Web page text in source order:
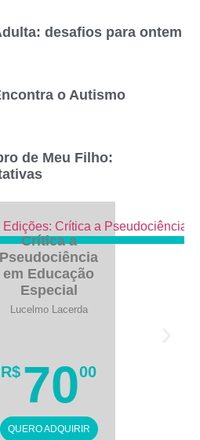
desafios para ontem
o Autismo
de Meu Filho:
Crítica a
Pseudociência
em Educação
Especial
Lucelmo Lacerda
R$ 7000
QUERO ADQUIRIR